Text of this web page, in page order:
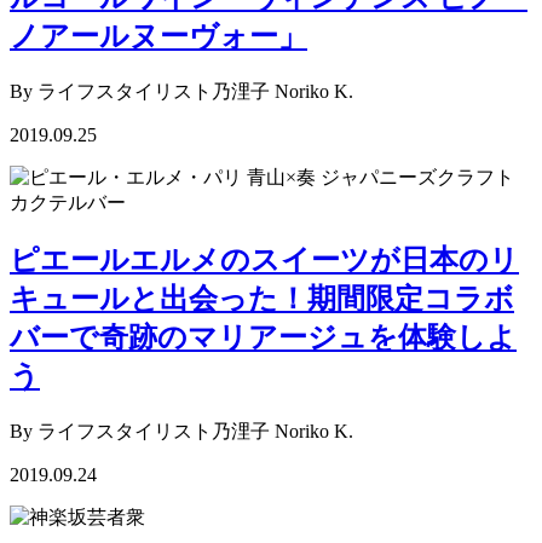
ノアールヌーヴォー」
By ライフスタイリスト乃浬子 Noriko K.
2019.09.25
ピエールエルメのスイーツが日本のリ
キュールと出会った！期間限定コラボ
バーで奇跡のマリアージュを体験しよ
う
By ライフスタイリスト乃浬子 Noriko K.
2019.09.24